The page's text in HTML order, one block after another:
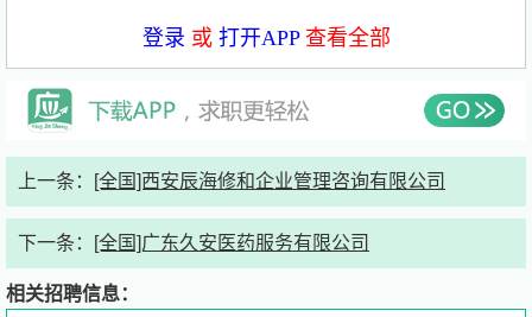
薪酬福利：五险一金
发布时间：2026年4月29日
岗位职责：
1、根据区域规划及发展要求，确定负责区域具体的推广计
划和方案；
登录 或 打开APP查看全部
上一条： [全国]西安辰海修和企业管理咨询有限公司
下一条： [全国]广东久安医药服务有限公司
相关招聘信息：